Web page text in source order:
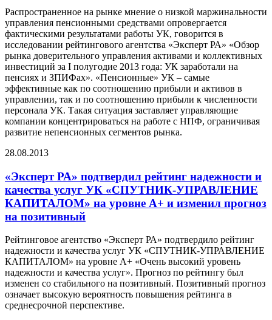
Распространенное на рынке мнение о низкой маржинальности
управления пенсионными средствами опровергается
фактическими результатами работы УК, говорится в
исследовании рейтингового агентства «Эксперт РА» «Обзор
рынка доверительного управления активами и коллективных
инвестиций за I полугодие 2013 года: УК заработали на
пенсиях и ЗПИФах». «Пенсионные» УК – самые
эффективные как по соотношению прибыли и активов в
управлении, так и по соотношению прибыли к численности
персонала УК. Такая ситуация заставляет управляющие
компании концентрироваться на работе с НПФ, ограничивая
развитие непенсионных сегментов рынка.
28.08.2013
«Эксперт РА» подтвердил рейтинг надежности и
качества услуг УК «СПУТНИК-УПРАВЛЕНИЕ
КАПИТАЛОМ» на уровне А+ и изменил прогноз
на позитивный
Рейтинговое агентство «Эксперт РА» подтвердило рейтинг
надежности и качества услуг УК «СПУТНИК-УПРАВЛЕНИЕ
КАПИТАЛОМ» на уровне А+ «Очень высокий уровень
надежности и качества услуг». Прогноз по рейтингу был
изменен со стабильного на позитивный. Позитивный прогноз
означает высокую вероятность повышения рейтинга в
среднесрочной перспективе.